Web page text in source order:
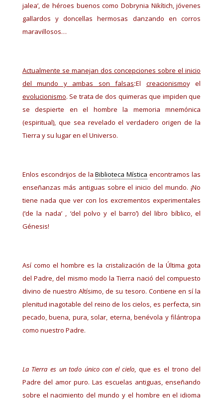
jalea’, de héroes buenos como Dobrynia Nikítich, jóvenes
gallardos y doncellas hermosas danzando en corros
maravillosos…
Actualmente se manejan dos concepciones sobre el inicio
del mundo y ambas son falsas:El creacionismoy el
evolucionismo. Se trata de dos quimeras que impiden que
se despierte en el hombre la memoria mnemónica
(espiritual), que sea revelado el verdadero origen de la
Tierra y su lugar en el Universo.
Enlos escondrijos de laBiblioteca Mística encontramos las
enseñanzas más antiguas sobre el inicio del mundo. ¡No
tiene nada que ver con los excrementos experimentales
(‘de la nada’ , ‘del polvo y el barro’) del libro bíblico, el
Génesis!
Así como el hombre es la cristalización de la Última gota
del Padre, del mismo modo la Tierra nació del compuesto
divino de nuestro Altísimo, de su tesoro. Contiene en sí la
plenitud inagotable del reino de los cielos, es perfecta, sin
pecado, buena, pura, solar, eterna, benévola y filántropa
como nuestro Padre.
La Tierra es un todo único con el cielo, que es el trono del
Padre del amor puro. Las escuelas antiguas, enseñando
sobre el nacimiento del mundo y el hombre en el idioma